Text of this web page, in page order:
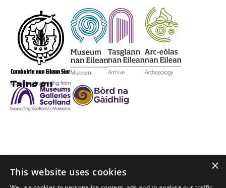
Taing gu
×
This website uses cookies